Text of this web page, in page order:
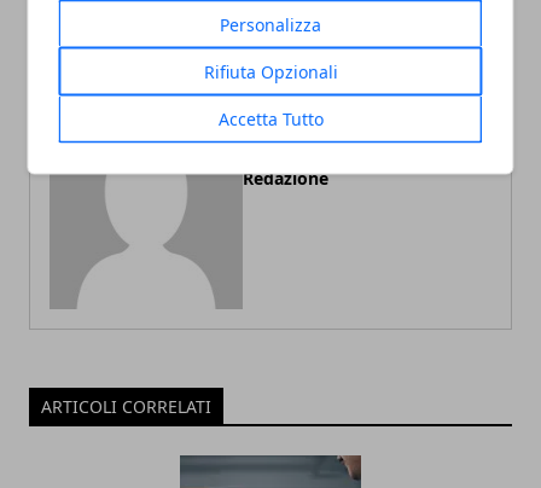
Personalizza
Rifiuta Opzionali
Accetta Tutto
Redazione
ARTICOLI CORRELATI